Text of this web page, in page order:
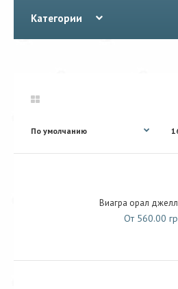
Категории
Виагра орал
От 560.00